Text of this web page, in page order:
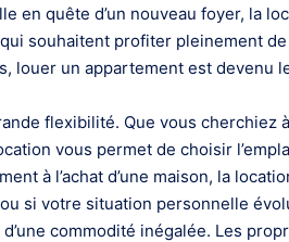
en quête d’un nouveau foyer, la
souhaitent profiter pleinement
louer un appartement est devenu
flexibilité. Que vous cherchiez
vous permet de choisir
à l’achat d’une maison, la
si votre situation personnelle
commodité inégalée. Les